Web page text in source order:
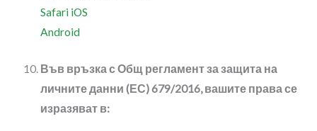
Safari iOS
Android
Във връзка с Общ регламент за защита на
личните данни (ЕС) 679/2016, вашите права се
изразяват в: